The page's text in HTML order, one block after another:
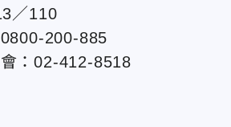
／110
200-885
：02-412-8518